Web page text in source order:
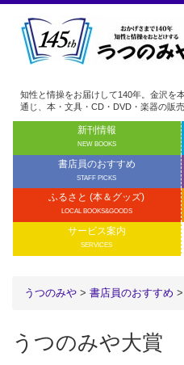
知性と情操をお届けして140年。金沢を
通じ、本・文具・CD・DVD・楽器の販
新刊情報
NEW BOOKS
書店員のおすすめ
STAFF PICKS
ふるさと (本＆グッズ)
LOCAL BOOKS&GOODS
サービス案内
SERVICES
うつのみや > 書店員のおすすめ >
うつのみや大賞